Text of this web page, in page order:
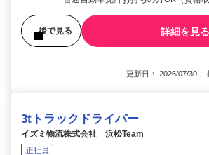
後で見る 詳細を見る
更新日： 2026/07/30
3tトラックドライバー
イズミ物流株式会社 浜松Team
正社員